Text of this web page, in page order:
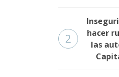
2
hacer
las